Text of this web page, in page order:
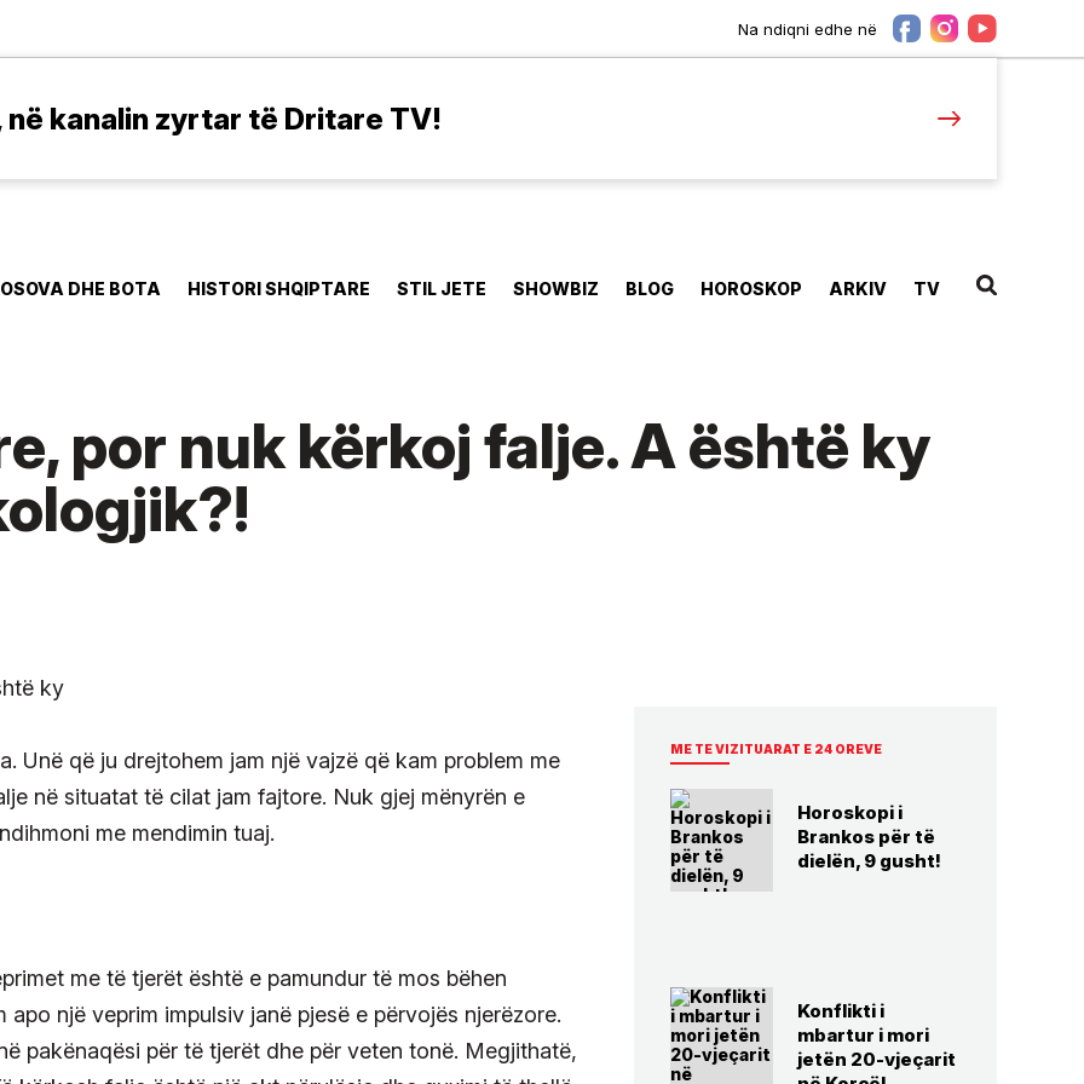
Na ndiqni edhe në
në kanalin zyrtar të Dritare TV!
DHE BOTA HISTORI SHQIPTARE STIL JETE SHOWBIZ BLOG HOROSKOP ARKIV TV
por nuk kërkoj falje. A është ky
Unë që ju drejtohem jam një vajzë që kam problem me
në situatat të cilat jam fajtore. Nuk gjej mënyrën e
me mendimin tuaj.
me të tjerët është e pamundur të mos bëhen
një veprim impulsiv janë pjesë e përvojës njerëzore.
pakënaqësi për të tjerët dhe për veten tonë. Megjithatë,
ME TE VIZITUARAT E 24 OREVE
Horoskopi i
Brankos për të
dielën, 9 gusht!
Konflikti i
mbartur i mori
jetën 20-vjeçarit